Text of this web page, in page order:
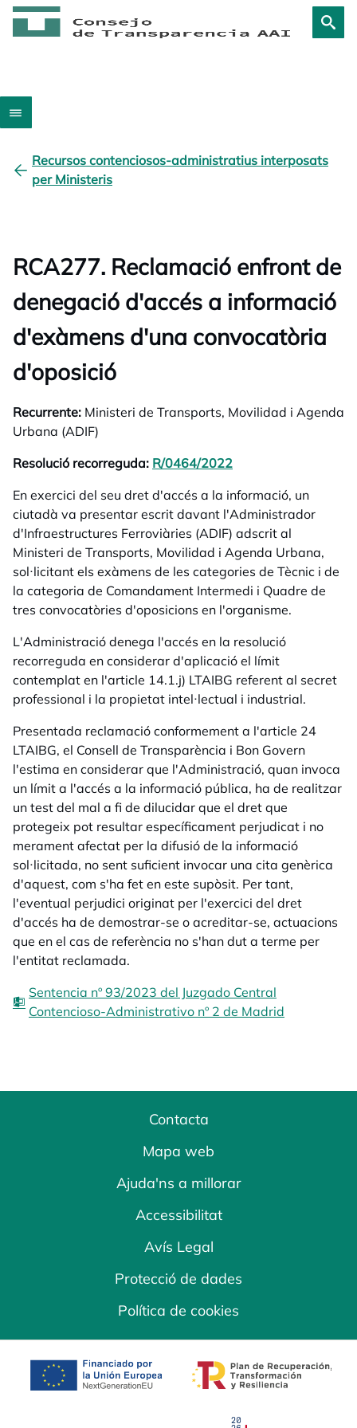
Recursos contenciosos-administratius interposats
per Ministeris
RCA277. Reclamació enfront de
denegació d'accés a informació
d'exàmens d'una convocatòria
d'oposició
Recurrente: Ministeri de Transports, Movilidad i Agenda
Urbana (ADIF)
Resolució recorreguda: R/0464/2022
En exercici del seu dret d'accés a la informació, un
ciutadà va presentar escrit davant l'Administrador
d'Infraestructures Ferroviàries (ADIF) adscrit al
Ministeri de Transports, Movilidad i Agenda Urbana,
sol·licitant els exàmens de les categories de Tècnic i de
la categoria de Comandament Intermedi i Quadre de
tres convocatòries d'oposicions en l'organisme.
L'Administració denega l'accés en la resolució
recorreguda en considerar d'aplicació el límit
contemplat en l'article 14.1.j) LTAIBG referent al secret
professional i la propietat intel·lectual i industrial.
Presentada reclamació conformement a l'article 24
LTAIBG, el Consell de Transparència i Bon Govern
l'estima en considerar que l'Administració, quan invoca
un límit a l'accés a la informació pública, ha de realitzar
un test del mal a fi de dilucidar que el dret que
protegeix pot resultar específicament perjudicat i no
merament afectat per la difusió de la informació
sol·licitada, no sent suficient invocar una cita genèrica
d'aquest, com s'ha fet en este supòsit. Per tant,
l'eventual perjudici originat per l'exercici del dret
d'accés ha de demostrar-se o acreditar-se, actuacions
que en el cas de referència no s'han dut a terme per
l'entitat reclamada.
Sentencia nº 93/2023 del Juzgado Central
Contencioso-Administrativo nº 2 de Madrid
Contacta
Mapa web
Ajuda'ns a millorar
Accessibilitat
Avís Legal
Protecció de dades
Política de cookies
opens in a new tab opens in a new